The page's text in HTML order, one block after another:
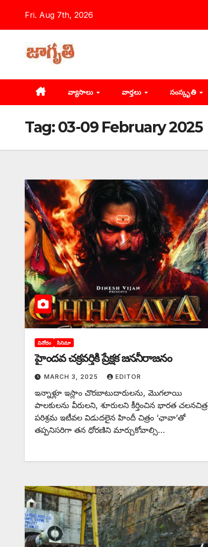
Fri. Aug 7th, 2026
వ్యాసాలు వార్తలు సంస్కృతి
Tag:03-09 February 2025
వినోదం సినిమా
హైందవ చక్రవర్తికి ప్రేక్షక జననీరాజనం
MARCH 3, 2025 EDITOR
ఇన్నాళ్లూ ఇస్లాం చొరబాటుదారులను, మొగలాయి
పాలకులను వీరులని, శూరులని కీర్తించిన భారత చలనచిత్ర
పరిశ్రమ ఇటీవల విడుదలైన హిందీ చిత్రం ‘ఛావా’తో
తప్పనిసరిగా తన ధోరణిని మార్చుకోవాల్సి…